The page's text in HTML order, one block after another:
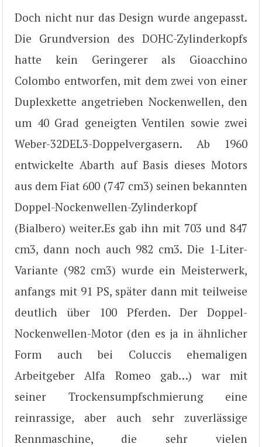
Doch nicht nur das Design wurde angepasst.
Die Grundversion des DOHC-Zylinderkopfs
hatte kein Geringerer als Gioacchino
Colombo entworfen, mit dem zwei von einer
Duplexkette angetrieben Nockenwellen, den
um 40 Grad geneigten Ventilen sowie zwei
Weber-32DEL3-Doppelvergasern. Ab 1960
entwickelte Abarth auf Basis dieses Motors
aus dem Fiat 600 (747 cm3) seinen bekannten
Doppel-Nockenwellen-Zylinderkopf
(Bialbero) weiter.Es gab ihn mit 703 und 847
cm3, dann noch auch 982 cm3. Die 1-Liter-
Variante (982 cm3) wurde ein Meisterwerk,
anfangs mit 91 PS, später dann mit teilweise
deutlich über 100 Pferden. Der Doppel-
Nockenwellen-Motor (den es ja in ähnlicher
Form auch bei Coluccis ehemaligen
Arbeitgeber Alfa Romeo gab…) war mit
seiner Trockensumpfschmierung eine
reinrassige, aber auch sehr zuverlässige
Rennmaschine, die sehr vielen